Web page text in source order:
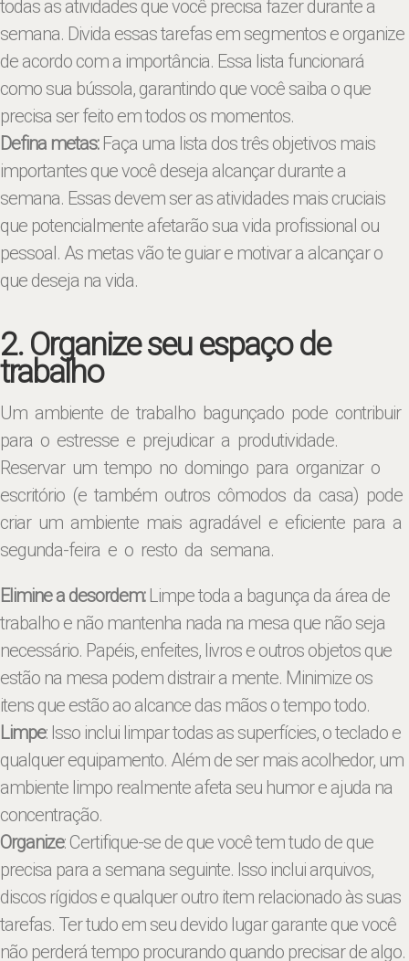
todas as atividades que você precisa fazer durante a
semana. Divida essas tarefas em segmentos e organize
de acordo com a importância. Essa lista funcionará
como sua bússola, garantindo que você saiba o que
precisa ser feito em todos os momentos.
Defina metas:Faça uma lista dos três objetivos mais
importantes que você deseja alcançar durante a
semana. Essas devem ser as atividades mais cruciais
que potencialmente afetarão sua vida profissional ou
pessoal. As metas vão te guiar e motivar a alcançar o
que deseja na vida.
2. Organize seu espaço de
trabalho
Um ambiente de trabalho bagunçado pode contribuir
para o estresse e prejudicar a produtividade.
Reservar um tempo no domingo para organizar o
escritório (e também outros cômodos da casa) pode
criar um ambiente mais agradável e eficiente para a
segunda-feira e o resto da semana.
Elimine a desordem:Limpe toda a bagunça da área de
trabalho e não mantenha nada na mesa que não seja
necessário. Papéis, enfeites, livros e outros objetos que
estão na mesa podem distrair a mente. Minimize os
itens que estão ao alcance das mãos o tempo todo.
Limpe: Isso inclui limpar todas as superfícies, o teclado e
qualquer equipamento. Além de ser mais acolhedor, um
ambiente limpo realmente afeta seu humor e ajuda na
concentração.
Organize: Certifique-se de que você tem tudo de que
precisa para a semana seguinte. Isso inclui arquivos,
discos rígidos e qualquer outro item relacionado às suas
tarefas. Ter tudo em seu devido lugar garante que você
não perderá tempo procurando quando precisar de algo.